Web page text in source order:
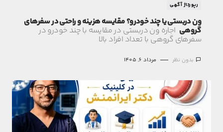
رپورتاژ آگهی
ون دربستی یا چند خودرو؟ مقایسه هزینه و راحتی در سفرهای
گروهی اجاره ون دربستی در مقایسه با چند خودرو در
سفرهای گروهی با تعداد افراد بالا
بدون نظر مرداد 6, 1405